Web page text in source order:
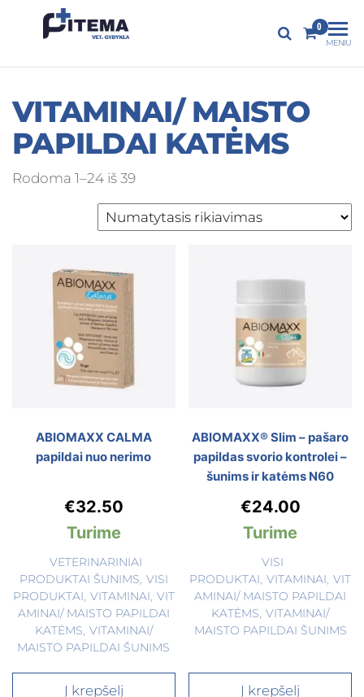
PITEMA.LT 0
MENIU
VITAMINAI/ MAISTO
PAPILDAI KATĖMS
Rodoma 1–24 iš 39
ABIOMAXX CALMA
papildai nuo nerimo
€32.50
Turime
VETERINARINIAI
PRODUKTAI ŠUNIMS VISI
PRODUKTAI VITAMINAI VIT
AMINAI/ MAISTO PAPILDAI
KATĖMS VITAMINAI/
MAISTO PAPILDAI ŠUNIMS
Į krepšelį
ABIOMAXX® Slim – pašaro
papildas svorio kontrolei –
šunims ir katėms N60
€24.00
Turime
VISI
PRODUKTAI VITAMINAI VIT
AMINAI/ MAISTO PAPILDAI
KATĖMS VITAMINAI/
MAISTO PAPILDAI ŠUNIMS
Į krepšelį